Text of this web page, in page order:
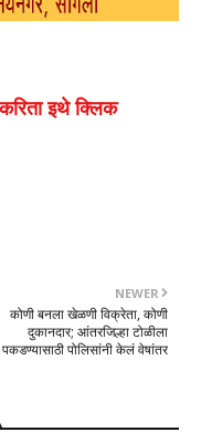
इथे क्लिक
NEWER
कोणी बनला खेळणी विक्रेता, कोणी
दुकानदार; आंतरजिल्हा टोळीला
पकडण्यासाठी पोलिसांनी केलं वेषांतर